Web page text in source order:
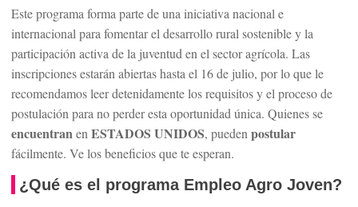
Este programa forma parte de una iniciativa nacional e
internacional para fomentar el desarrollo rural sostenible y la
participación activa de la juventud en el sector agrícola. Las
inscripciones estarán abiertas hasta el 16 de julio, por lo que le
recomendamos leer detenidamente los requisitos y el proceso de
postulación para no perder esta oportunidad única. Quienes se
encuentranen ESTADOS UNIDOS, pueden postular
fácilmente. Ve los beneficios que te esperan.
¿Qué es el programa Empleo Agro Joven?